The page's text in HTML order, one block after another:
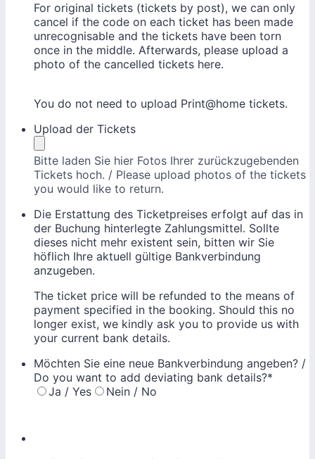
For original tickets (tickets by post), we can only
cancel if the code on each ticket has been made
unrecognisable and the tickets have been torn
once in the middle. Afterwards, please upload a
photo of the cancelled tickets here.
You do not need to upload Print@home tickets.
Upload der Tickets
Bitte laden Sie hier Fotos Ihrer zurückzugebenden
Tickets hoch. / Please upload photos of the tickets
you would like to return.
Die Erstattung des Ticketpreises erfolgt auf das in
der Buchung hinterlegte Zahlungsmittel. Sollte
dieses nicht mehr existent sein, bitten wir Sie
höflich Ihre aktuell gültige Bankverbindung
anzugeben.
The ticket price will be refunded to the means of
payment specified in the booking. Should this no
longer exist, we kindly ask you to provide us with
your current bank details.
Möchten Sie eine neue Bankverbindung angeben? /
Do you want to add deviating bank details?*
Ja / Yes
Nein / No